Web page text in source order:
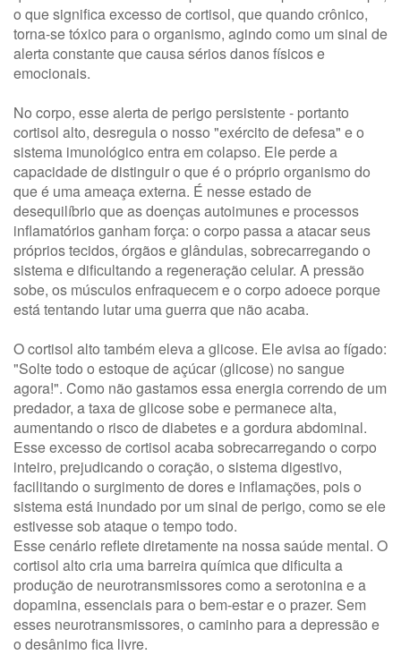
o que significa excesso de cortisol, que quando crônico,
torna-se tóxico para o organismo, agindo como um sinal de
alerta constante que causa sérios danos físicos e
emocionais.
No corpo, esse alerta de perigo persistente - portanto
cortisol alto, desregula o nosso "exército de defesa" e o
sistema imunológico entra em colapso. Ele perde a
capacidade de distinguir o que é o próprio organismo do
que é uma ameaça externa. É nesse estado de
desequilíbrio que as doenças autoimunes e processos
inflamatórios ganham força: o corpo passa a atacar seus
próprios tecidos, órgãos e glândulas, sobrecarregando o
sistema e dificultando a regeneração celular. A pressão
sobe, os músculos enfraquecem e o corpo adoece porque
está tentando lutar uma guerra que não acaba.
O cortisol alto também eleva a glicose. Ele avisa ao fígado:
"Solte todo o estoque de açúcar (glicose) no sangue
agora!". Como não gastamos essa energia correndo de um
predador, a taxa de glicose sobe e permanece alta,
aumentando o risco de diabetes e a gordura abdominal.
Esse excesso de cortisol acaba sobrecarregando o corpo
inteiro, prejudicando o coração, o sistema digestivo,
facilitando o surgimento de dores e inflamações, pois o
sistema está inundado por um sinal de perigo, como se ele
estivesse sob ataque o tempo todo.
Esse cenário reflete diretamente na nossa saúde mental. O
cortisol alto cria uma barreira química que dificulta a
produção de neurotransmissores como a serotonina e a
dopamina, essenciais para o bem-estar e o prazer. Sem
esses neurotransmissores, o caminho para a depressão e
o desânimo fica livre.